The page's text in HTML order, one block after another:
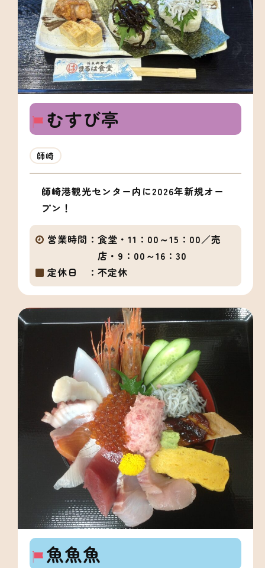
むすび亭
師崎
師崎港観光センター内に2026年新規オー
プン！
営業時間： 食堂・11：00～15：00／売
店・9：00～16：30
定休日 ： 不定休
魚魚魚